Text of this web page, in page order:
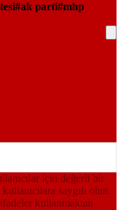
ak parti mhp
için değerli bir
saygılı olun.
ifadeler kullanmaktan